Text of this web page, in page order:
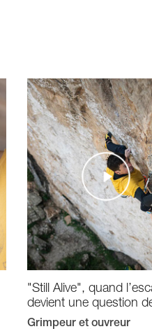
"Still Alive", quand
devient une question
Grimpeur et ouvreur